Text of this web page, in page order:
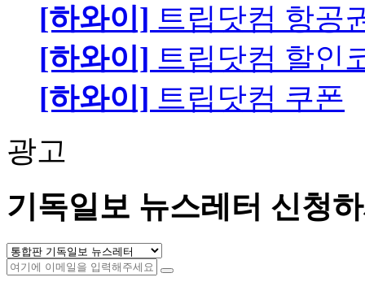
[하와이] 트립닷컴 항공
[하와이] 트립닷컴 할인
[하와이] 트립닷컴 쿠폰
광고
기독일보 뉴스레터 신청